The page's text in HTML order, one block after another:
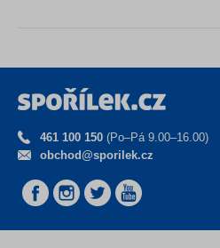
461 100 150 (Po–Pá 9.00–16.00)
obchod@sporilek.cz